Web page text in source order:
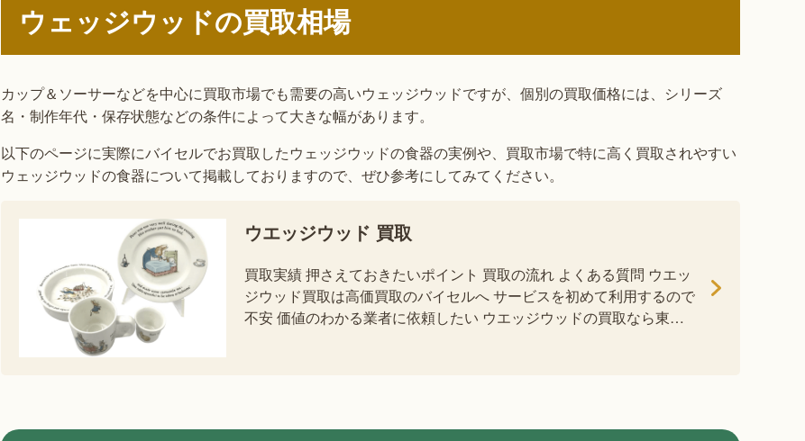
ウェッジウッドの買取相場
カップ＆ソーサーなどを中心に買取市場でも需要の高いウェッジウッドですが、個別の買取価格には、シリーズ
名・制作年代・保存状態などの条件によって大きな幅があります。
以下のページに実際にバイセルでお買取したウェッジウッドの食器の実例や、買取市場で特に高く買取されやすい
ウェッジウッドの食器について掲載しておりますので、ぜひ参考にしてみてください。
ウエッジウッド 買取
買取実績 押さえておきたいポイント 買取の流れ よくある質問 ウエッ
ジウッド買取は高価買取のバイセルへ サービスを初めて利用するので
不安 価値のわかる業者に依頼したい ウエッジウッドの買取なら東証